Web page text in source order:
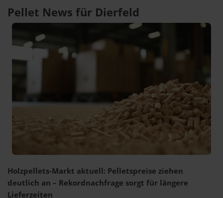
Pellet News für Dierfeld
Holzpellets-Markt aktuell: Pelletspreise ziehen
deutlich an – Rekordnachfrage sorgt für längere
Lieferzeiten